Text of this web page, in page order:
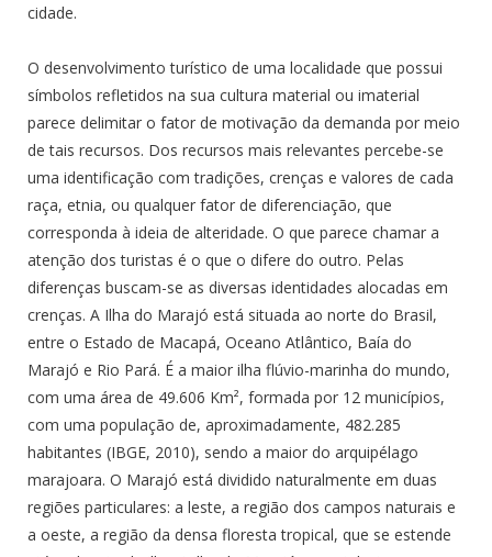
cidade.
O desenvolvimento turístico de uma localidade que possui
símbolos refletidos na sua cultura material ou imaterial
parece delimitar o fator de motivação da demanda por meio
de tais recursos. Dos recursos mais relevantes percebe-se
uma identificação com tradições, crenças e valores de cada
raça, etnia, ou qualquer fator de diferenciação, que
corresponda à ideia de alteridade. O que parece chamar a
atenção dos turistas é o que o difere do outro. Pelas
diferenças buscam-se as diversas identidades alocadas em
crenças. A Ilha do Marajó está situada ao norte do Brasil,
entre o Estado de Macapá, Oceano Atlântico, Baía do
Marajó e Rio Pará. É a maior ilha flúvio-marinha do mundo,
com uma área de 49.606 Km², formada por 12 municípios,
com uma população de, aproximadamente, 482.285
habitantes (IBGE, 2010), sendo a maior do arquipélago
marajoara. O Marajó está dividido naturalmente em duas
regiões particulares: a leste, a região dos campos naturais e
a oeste, a região da densa floresta tropical, que se estende